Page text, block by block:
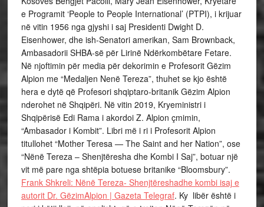
e Programit ‘People to People International’ (PTPI), i krijuar
në vitin 1956 nga gjyshi i saj Presidenti Dwight D.
Eisenhower, dhe ish-Senatori amerikan, Sam Brownback,
Ambasadorii SHBA-së për Lirinë Ndërkombëtare Fetare.
Në njoftimin për media për dekorimin e Profesorit Gëzim
Alpion me “Medaljen Nenë Tereza”, thuhet se kjo është
hera e dytë që Profesori shqiptaro-britanik Gëzim Alpion
nderohet në Shqipëri. Në vitin 2019, Kryeministri i
Shqipërisë Edi Rama i akordoi Z. Alpion çmimin,
“Ambasador i Kombit”. Libri më i ri i Profesorit Alpion
titullohet “Mother Teresa — The Saint and her Nation”, ose
“Nënë Tereza – Shenjtëresha dhe Kombi I Saj”, botuar një
vit më pare nga shtëpia botuese britanike “Bloomsbury”.
Frank Shkreli: Nënë Tereza- Shenjtëreshadhe kombi isaj e
autorit Dr. GëzimAlpion | Gazeta Telegraf. Ky libër është i